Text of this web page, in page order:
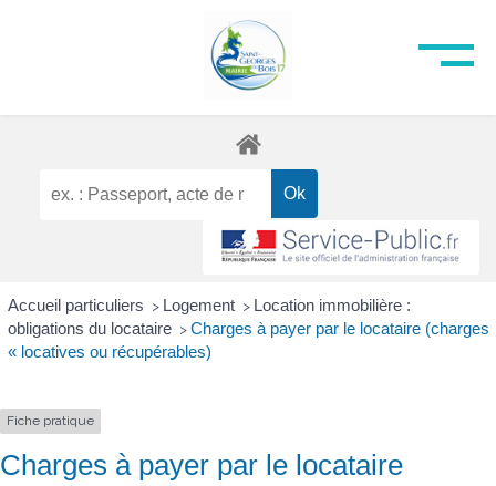
Accueil particuliers > Logement > Location immobilière :
obligations du locataire > Charges à payer par le locataire (charges
« locatives ou récupérables)
Fiche pratique
Charges à payer par le locataire